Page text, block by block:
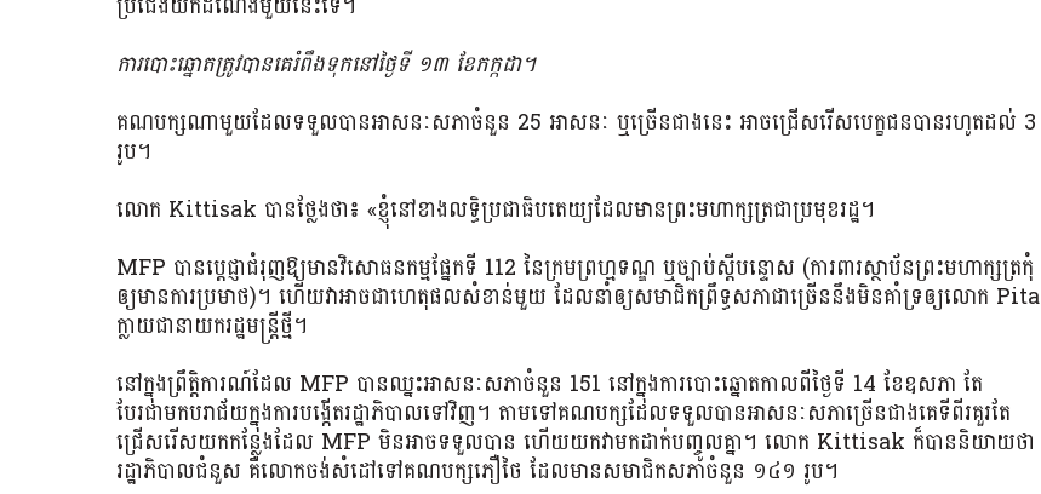
ការ​បោះឆ្នោត​ត្រូវ​បាន​គេ​រំពឹង​ទុក​នៅ​ថ្ងៃ​ទី ១៣ ខែ​កក្កដា។
គណបក្សណាមួយដែលទទួលបានអាសនៈសភាចំនួន 25 អាសនៈ ឬច្រើនជាងនេះ អាចជ្រើសរើសបេក្ខជនបានរហូតដល់ 3
រូប។
លោក Kittisak បាន​ថ្លែង​ថា​៖ «​ខ្ញុំ​នៅ​ខាង​លទ្ធិប្រជាធិបតេយ្យ​ដែល​មាន​ព្រះមហាក្សត្រ​ជា​ប្រមុខ​រដ្ឋ។
MFP បានប្តេជ្ញាជំរុញឱ្យមានវិសោធនកម្មផ្នែកទី 112 នៃក្រមព្រហ្មទណ្ឌ ឬច្បាប់ស្តីបន្ទោស (ការពារ​ស្ថាប័ន​ព្រះមហាក្សត្រ​កុំ​
ឲ្យ​មាន​ការ​ប្រមាថ)។ ហើយវាអាចជាហេតុផល​សំខាន់មួយ ​ដែលនាំឲ្យ​សមាជិក​ព្រឹទ្ធសភា​ជា​ច្រើន​នឹង​មិន​គាំទ្រឲ្យ​លោក Pita ​
ក្លាយ​ជា​នាយក​រដ្ឋមន្ត្រីថ្មី។
នៅក្នុងព្រឹត្តិការណ៍ដែល MFP បានឈ្នះអាសនៈសភាចំនួន 151 នៅក្នុងការបោះឆ្នោតកាលពីថ្ងៃទី 14 ខែឧសភា តែ
បែរជាមកបរាជ័យក្នុងការបង្កើតរដ្ឋាភិបាលទៅវិញ។ តាមទៅគណបក្សដែលទទួលបានអាសនៈសភាច្រើនជាងគេទីពីរគួរតែ
ជ្រើសរើសយកកន្លែងដែល MFP មិនអាចទទួលបាន ហើយយកវាមកដាក់បញ្ចូលគ្នា។ លោក Kittisak ក៏​បាន​និយាយ​ថា​
រដ្ឋាភិបាល​ជំនួស​ គឺលោកចង់សំដៅ​ទៅ​គណបក្ស​ភឿថៃ ​ដែល​មាន​សមាជិក​សភា​ចំនួន ១៤១ រូប។